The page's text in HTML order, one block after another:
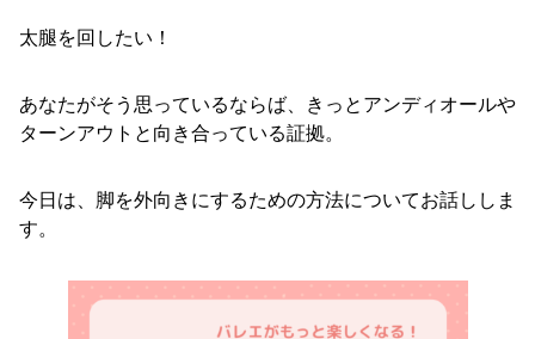
太腿を回したい！
あなたがそう思っているならば、きっとアンディオールや
ターンアウトと向き合っている証拠。
今日は、脚を外向きにするための方法についてお話ししま
す。